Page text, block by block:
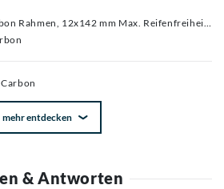
Rahmen, 12x142 mm Max. Reifenfreiheit: 30mm
mehr entdecken
& Antworten